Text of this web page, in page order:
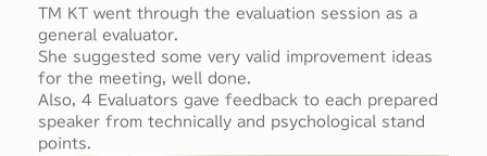
TM KT went through the evaluation session as a
general evaluator.
She suggested some very valid improvement ideas
for the meeting, well done.
Also, 4 Evaluators gave feedback to each prepared
speaker from technically and psychological stand
points.